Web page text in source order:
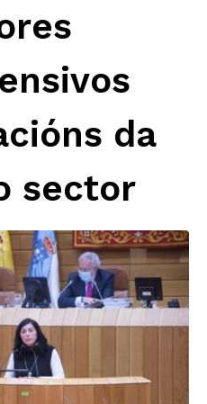
da
sector